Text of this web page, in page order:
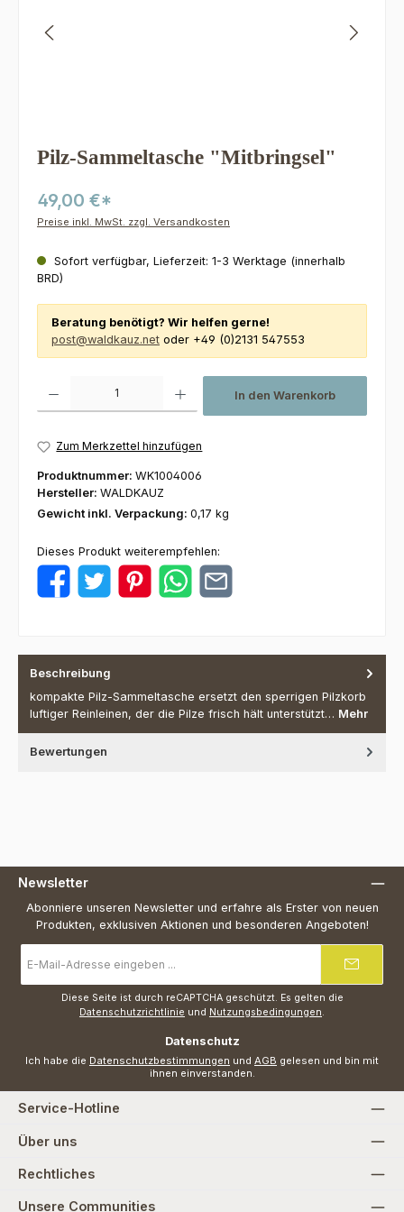
Pilz-Sammeltasche "Mitbringsel"
49,00 €*
Preise inkl. MwSt. zzgl. Versandkosten
Sofort verfügbar, Lieferzeit: 1-3 Werktage (innerhalb
BRD)
Beratung benötigt? Wir helfen gerne!
post@waldkauz.net oder +49 (0)2131 547553
In den Warenkorb
Zum Merkzettel hinzufügen
Produktnummer: WK1004006
Hersteller: WALDKAUZ
Gewicht inkl. Verpackung: 0,17 kg
Dieses Produkt weiterempfehlen:
Beschreibung
kompakte Pilz-Sammeltasche ersetzt den sperrigen Pilzkorb
luftiger Reinleinen, der die Pilze frisch hält unterstützt… Mehr
Bewertungen
Newsletter
Abonniere unseren Newsletter und erfahre als Erster von neuen
Produkten, exklusiven Aktionen und besonderen Angeboten!
Mail-
Adresse
Diese Seite ist durch reCAPTCHA geschützt. Es gelten die
Datenschutzrichtlinie und Nutzungsbedingungen.
Datenschutz
Ich habe die Datenschutzbestimmungen und AGB gelesen und bin mit
ihnen einverstanden.
Service-Hotline
Über uns
Rechtliches
Unsere Communities